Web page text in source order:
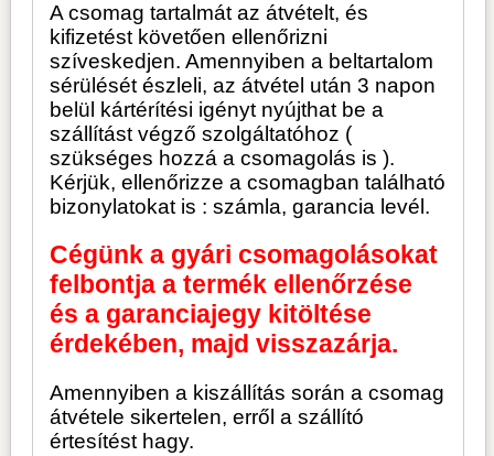
A csomag tartalmát az átvételt, és
kifizetést követően ellenőrizni
szíveskedjen. Amennyiben a beltartalom
sérülését észleli, az átvétel után 3 napon
belül kártérítési igényt nyújthat be a
szállítást végző szolgáltatóhoz (
szükséges hozzá a csomagolás is ).
Kérjük, ellenőrizze a csomagban található
bizonylatokat is : számla, garancia levél.
Cégünk a gyári csomagolásokat
felbontja a termék ellenőrzése
és a garanciajegy kitöltése
érdekében, majd visszazárja.
Amennyiben a kiszállítás során a csomag
átvétele sikertelen, erről a szállító
értesítést hagy.